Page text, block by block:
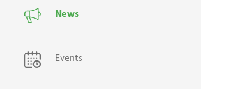
News
Events